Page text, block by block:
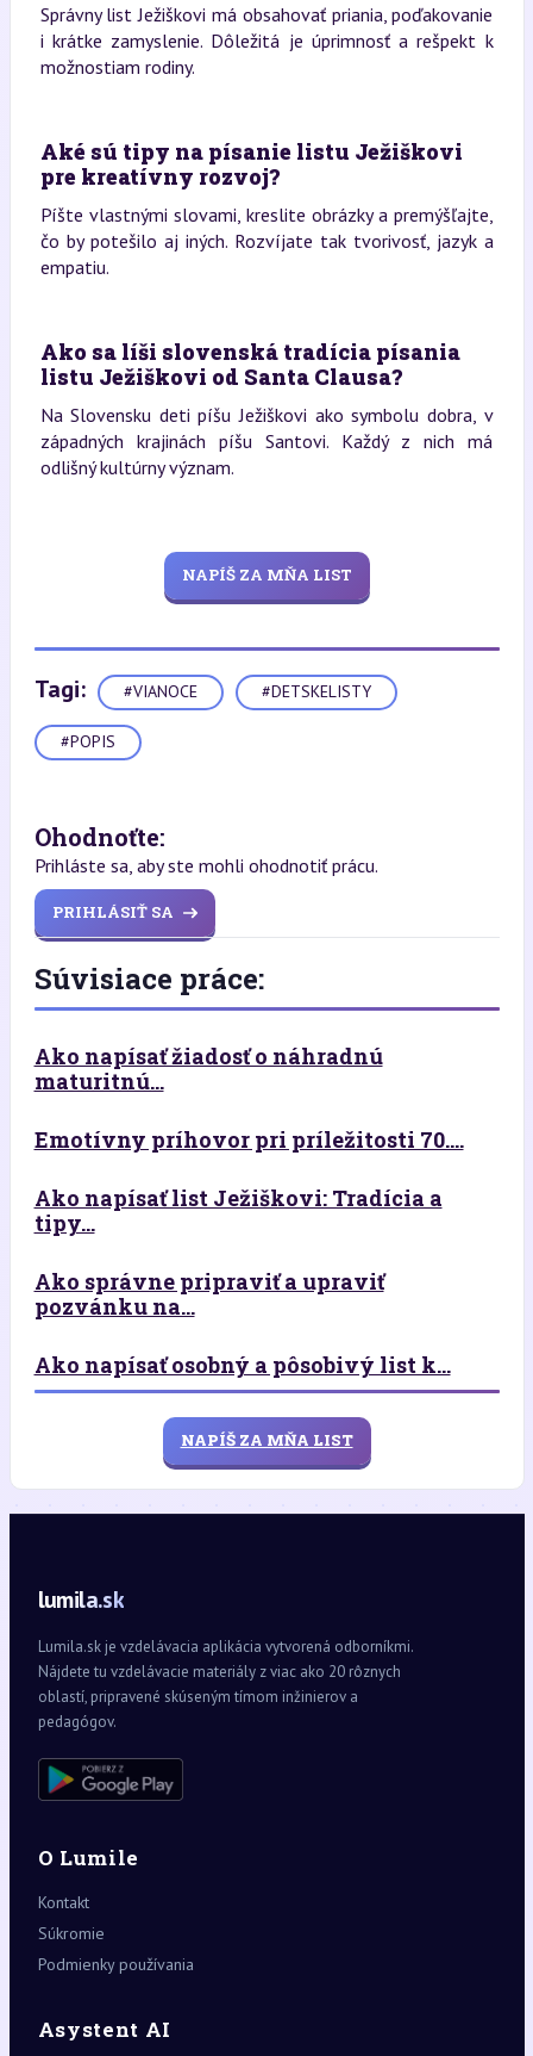
Správny list Ježiškovi má obsahovať priania, poďakovanie
i krátke zamyslenie. Dôležitá je úprimnosť a rešpekt k
možnostiam rodiny.
Aké sú tipy na písanie listu Ježiškovi
pre kreatívny rozvoj?
Píšte vlastnými slovami, kreslite obrázky a premýšľajte,
čo by potešilo aj iných. Rozvíjate tak tvorivosť, jazyk a
empatiu.
Ako sa líši slovenská tradícia písania
listu Ježiškovi od Santa Clausa?
Na Slovensku deti píšu Ježiškovi ako symbolu dobra, v
západných krajinách píšu Santovi. Každý z nich má
odlišný kultúrny význam.
NAPÍŠ ZA MŇA LIST
Tagi: #VIANOCE #DETSKELISTY
#POPIS
Ohodnoťte:
Prihláste sa, aby ste mohli ohodnotiť prácu.
PRIHLÁSIŤ SA
Súvisiace práce:
Ako napísať žiadosť o náhradnú
maturitnú...
Emotívny príhovor pri príležitosti 70....
Ako napísať list Ježiškovi: Tradícia a
tipy...
Ako správne pripraviť a upraviť
pozvánku na...
Ako napísať osobný a pôsobivý list k...
NAPÍŠ ZA MŇA LIST
lumila.sk
Lumila.sk je vzdelávacia aplikácia vytvorená odborníkmi.
Nájdete tu vzdelávacie materiály z viac ako 20 rôznych
oblastí, pripravené skúseným tímom inžinierov a
pedagógov.
O Lumile
Kontakt
Súkromie
Podmienky používania
Asystent AI